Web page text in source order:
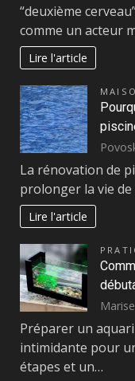
“deuxième
comme un acteur
Lire l'article
La rénovation de
prolonger la vie
Lire l'article
Marise
Préparer un
intimidante pour
étapes et un…